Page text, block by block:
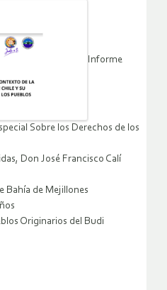
Informe
Sobre los Derechos de los
Don José Francisco Calí
Bahía de Mejillones
Originarios del Budi